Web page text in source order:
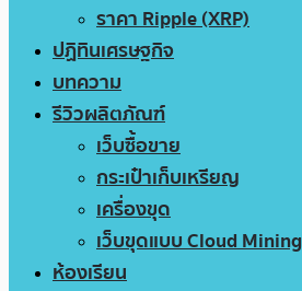
ราคา Ripple (XRP)
ปฏิทินเศรษฐกิจ
บทความ
รีวิวผลิตภัณฑ์
เว็บซื้อขาย
กระเป๋าเก็บเหรียญ
เครื่องขุด
เว็บขุดแบบ Cloud Mining
ห้องเรียน